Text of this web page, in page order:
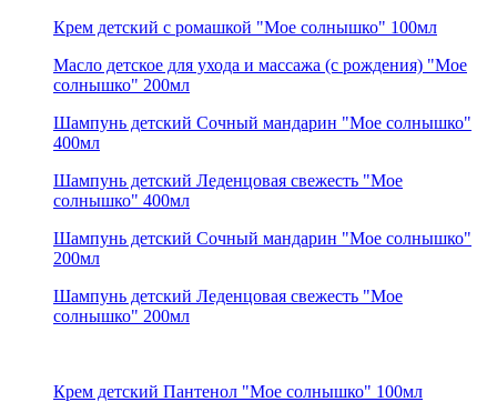
Крем детский с ромашкой "Мое солнышко" 100мл
Масло детское для ухода и массажа (с рождения) "Мое
солнышко" 200мл
Шампунь детский Сочный мандарин "Мое солнышко"
400мл
Шампунь детский Леденцовая свежесть "Мое
солнышко" 400мл
Шампунь детский Сочный мандарин "Мое солнышко"
200мл
Шампунь детский Леденцовая свежесть "Мое
солнышко" 200мл
Крем детский Пантенол "Мое солнышко" 100мл